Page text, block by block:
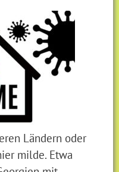
Ländern oder
milde. Etwa